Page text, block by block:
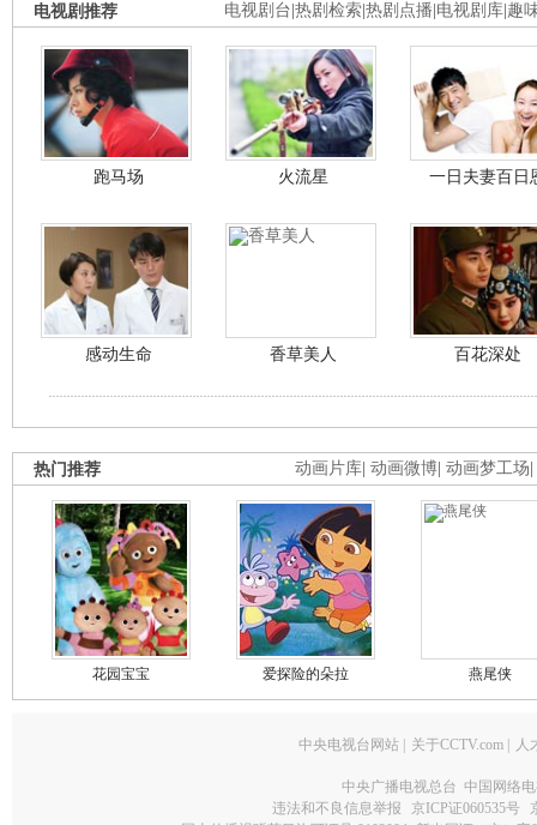
电视剧台 热剧检索 热剧点播 电视剧库 趣
电视剧推荐
跑马场 火流星 一日夫妻百日
感动生命 香草美人 百花深处
动画片库 动画微博 动画梦工场
热门推荐
花园宝宝 爱探险的朵拉 燕尾侠
中央电视台网站 关于CCTV.com 人
中央广播电视总台 中国网络
违法和不良信息举报
京ICP证060535号